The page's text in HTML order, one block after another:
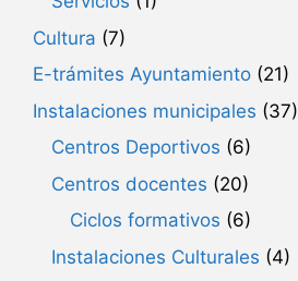
Cultura (7)
E-trámites Ayuntamiento (21)
Instalaciones municipales (37)
Centros Deportivos (6)
Centros docentes (20)
Ciclos formativos (6)
Instalaciones Culturales (4)